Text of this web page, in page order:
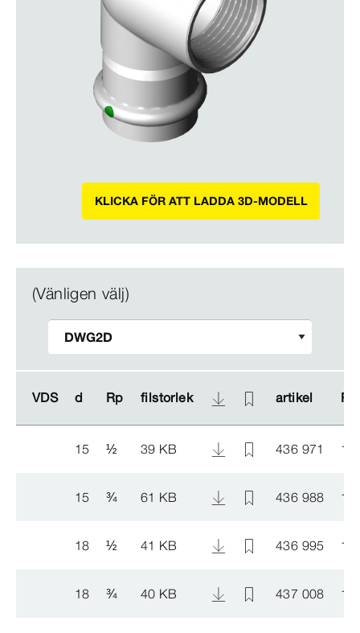
KLICKA FÖR ATT LADDA 3D-MODELL
(Vänligen välj)
VDS d Rp filstorlek artikel
VDS d Rp filstorlek artikel
15 ½ 39 KB 436 971
15 ¾ 61 KB 436 988
18 ½ 41 KB 436 995
18 ¾ 40 KB 437 008